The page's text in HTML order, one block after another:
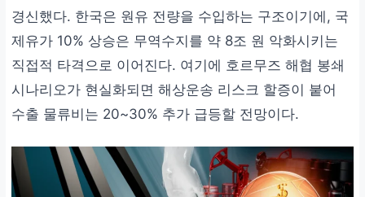
경신했다. 한국은 원유 전량을 수입하는 구조이기에, 국
제유가 10% 상승은 무역수지를 약 8조 원 악화시키는
직접적 타격으로 이어진다. 여기에 호르무즈 해협 봉쇄
시나리오가 현실화되면 해상운송 리스크 할증이 붙어
수출 물류비는 20~30% 추가 급등할 전망이다.